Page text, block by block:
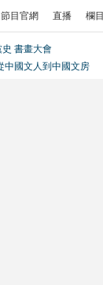
節目官網 直播 欄目
書畫大會
中國文人到中國文房